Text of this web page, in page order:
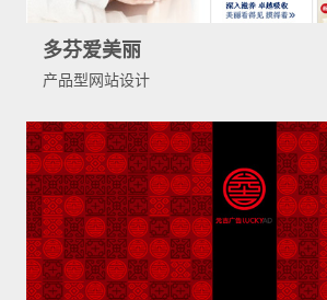
多芬爱美丽
产品型网站设计